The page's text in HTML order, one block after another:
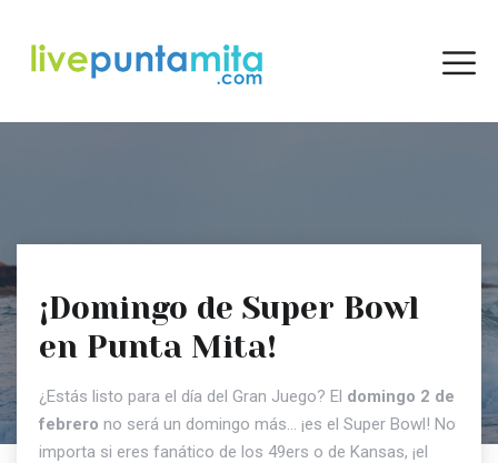
¡Domingo de Super Bowl
en Punta Mita!
¿Estás listo para el día del Gran Juego? El domingo 2 de
febrero no será un domingo más... ¡es el Super Bowl! No
importa si eres fanático de los 49ers o de Kansas, ¡el